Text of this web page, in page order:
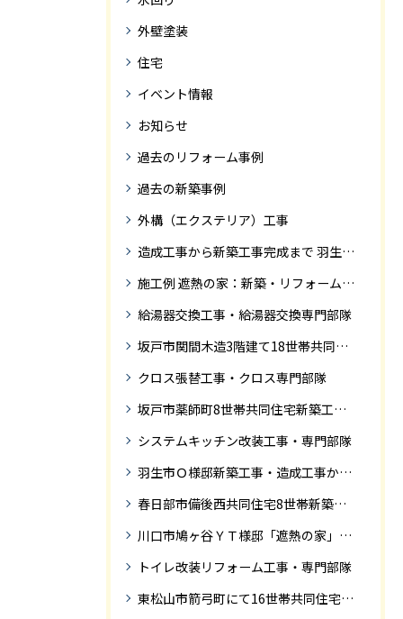
外壁塗装
住宅
イベント情報
お知らせ
過去のリフォーム事例
過去の新築事例
外構（エクステリア）工事
造成工事から新築工事完成まで 羽生市Ｓ様邸新築工事・
施工例 遮熱の家：新築・リフォーム ドローンにて空撮
給湯器交換工事・給湯器交換専門部隊
坂戸市関間木造3階建て18世帯共同住宅の完成迄紹介
クロス張替工事・クロス専門部隊
坂戸市薬師町8世帯共同住宅新築工事完成迄の紹介です
システムキッチン改装工事・専門部隊
羽生市Ｏ様邸新築工事・造成工事から住宅完成までの紹介
春日部市備後西共同住宅8世帯新築工事完成迄の紹介です。
川口市鳩ヶ谷ＹＴ様邸「遮熱の家」工事状況
トイレ改装リフォーム工事・専門部隊
東松山市箭弓町にて16世帯共同住宅新築工事完成迄の紹介です。